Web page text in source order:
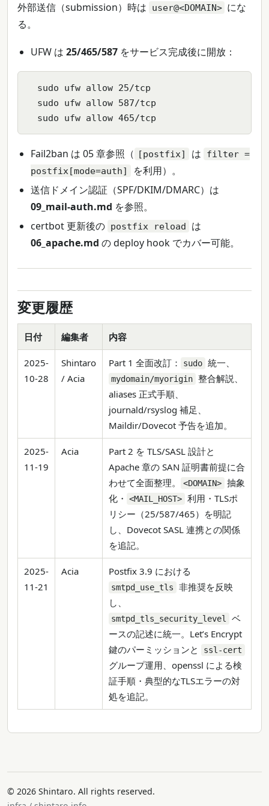
外部送信（submission）時は user@<DOMAIN> にな
る。
UFW は25/465/587 をサービス完成後に開放：
  sudo ufw allow 25/tcp
  sudo ufw allow 587/tcp
  sudo ufw allow 465/tcp
Fail2ban は 05 章参照（ [postfix] は
filter =
postfix[mode=auth]
を利用）。
送信ドメイン認証（SPF/DKIM/DMARC）は
09_mail-auth.md を参照。
certbot 更新後の postfix reload
は
06_apache.md の deploy hook でカバー可能。
変更履歴
日付 編集者 内容
2025-
10-28
Shintaro
/ Acia
Part 1 全面改訂： sudo 統一、
mydomain/myorigin 整合解説、
aliases 正式手順、
journald/rsyslog 補足、
Maildir/Dovecot 予告を追加。
2025-
11-19
Acia
Part 2 を TLS/SASL 設計と
Apache 章の SAN 証明書前提に合
わせて全面整理。
<DOMAIN> 抽象
化・
<MAIL_HOST> 利用・TLSポ
リシー（25/587/465）を明記
し、Dovecot SASL 連携との関係
を追記。
2025-
11-21
Acia Postfix 3.9 における
smtpd_use_tls
非推奨を反映
し、
smtpd_tls_security_level
ベ
ースの記述に統一。Let’s Encrypt
鍵のパーミッションと
ssl-cert
グループ運用、openssl による検
証手順・典型的なTLSエラーの対
処を追記。
© 2026 Shintaro. All rights reserved.